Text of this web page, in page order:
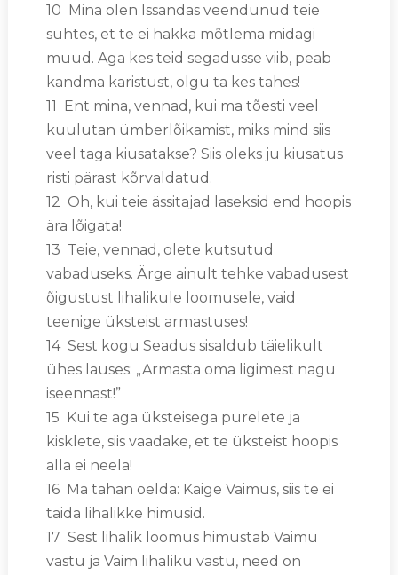
10 Mina olen Issandas veendunud teie
suhtes, et te ei hakka mõtlema midagi
muud. Aga kes teid segadusse viib, peab
kandma karistust, olgu ta kes tahes!
11 Ent mina, vennad, kui ma tõesti veel
kuulutan ümberlõikamist, miks mind siis
veel taga kiusatakse? Siis oleks ju kiusatus
risti pärast kõrvaldatud.
12 Oh, kui teie ässitajad laseksid end hoopis
ära lõigata!
13 Teie, vennad, olete kutsutud
vabaduseks. Ärge ainult tehke vabadusest
õigustust lihalikule loomusele, vaid
teenige üksteist armastuses!
14 Sest kogu Seadus sisaldub täielikult
ühes lauses: „Armasta oma ligimest nagu
iseennast!”
15 Kui te aga üksteisega purelete ja
kisklete, siis vaadake, et te üksteist hoopis
alla ei neela!
16 Ma tahan öelda: Käige Vaimus, siis te ei
täida lihalikke himusid.
17 Sest lihalik loomus himustab Vaimu
vastu ja Vaim lihaliku vastu, need on